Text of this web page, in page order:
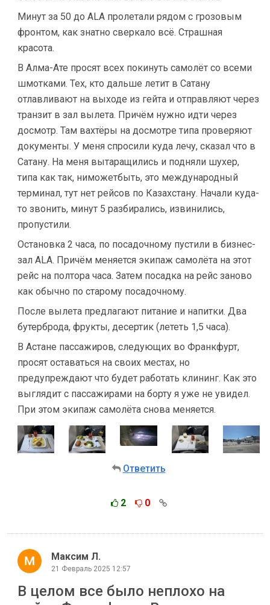
Минут за 50 до ALA пролетали рядом с грозовым
фронтом, как знатно сверкало всё. Страшная
красота.
В Алма-Ате просят всех покинуть самолёт со всеми
шмотками. Тех, кто дальше летит в Сатану
отлавливают на выходе из гейта и отправляют через
транзит в зал вылета. Причём нужно идти через
досмотр. Там вахтёры на досмотре типа проверяют
документы. У меня спросили куда лечу, сказал что в
Сатану. На меня вытаращились и подняли шухер,
типа как так, ниможетбыть, это международный
терминал, тут нет рейсов по Казахстану. Начали куда-
то звонить, минут 5 разбирались, извинились,
пропустили.
Остановка 2 часа, по посадочному пустили в бизнес-
зал ALA. Причём меняется экипаж самолёта на этот
рейс на полтора часа. Затем посадка на рейс заново
как обычно по старому посадочному.
После вылета предлагают питание и напитки. Два
бутерброда, фрукты, десертик (лететь 1,5 часа).
В Астане пассажиров, следующих во Франкфурт,
просят оставаться на своих местах, но
предупреждают что будет работать клининг. Как это
выглядит с пассажирами на борту я уже не увидел.
При этом экипаж самолёта снова меняется.
Ответить
2 0
Максим Л.
21 Февраль 2025 12:57
В целом все было неплохо на